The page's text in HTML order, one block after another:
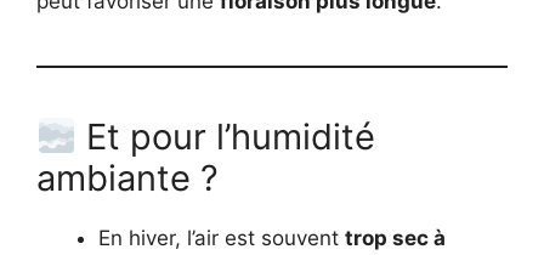
Et pour l’humidité
ambiante ?
En hiver, l’air est souvent trop sec à